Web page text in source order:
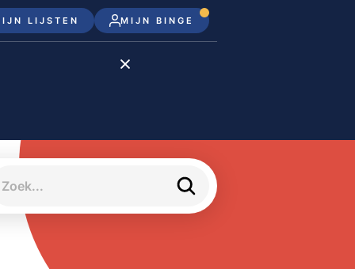
LIJSTEN MIJN BINGE
Disney+
meJane